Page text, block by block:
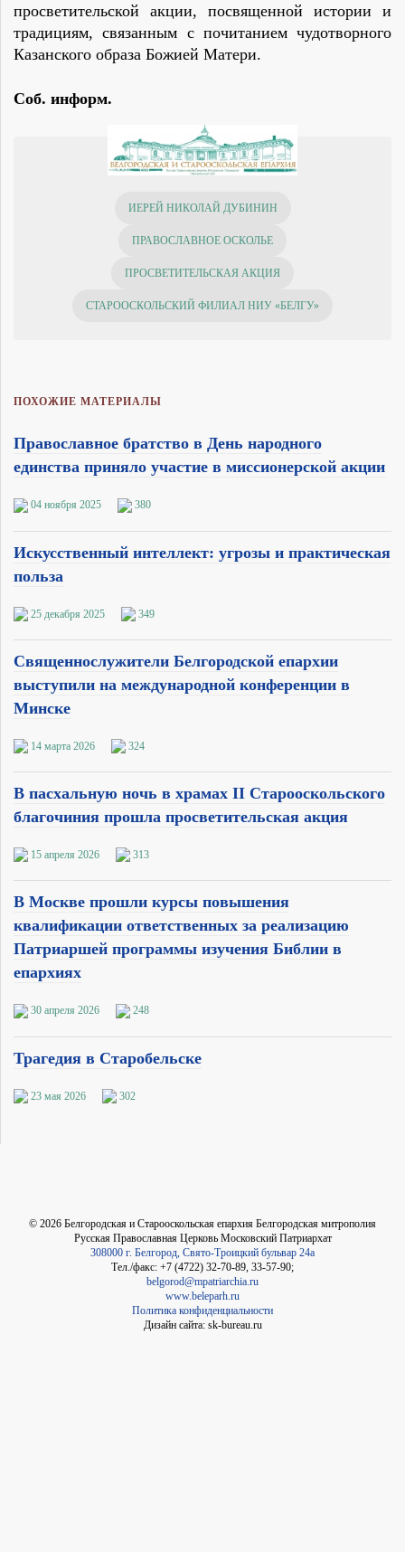
просветительской акции, посвященной истории и
традициям, связанным с почитанием чудотворного
Казанского образа Божией Матери.
Соб. информ.
ТЕМЫ
ИЕРЕЙ НИКОЛАЙ ДУБИНИН
ПРАВОСЛАВНОЕ ОСКОЛЬЕ
ПРОСВЕТИТЕЛЬСКАЯ АКЦИЯ
СТАРООСКОЛЬСКИЙ ФИЛИАЛ НИУ «БЕЛГУ»
ПОХОЖИЕ МАТЕРИАЛЫ
Православное братство в День народного
единства приняло участие в миссионерской акции
04 ноября 2025 380
Искусственный интеллект: угрозы и практическая
польза
25 декабря 2025 349
Священнослужители Белгородской епархии
выступили на международной конференции в
Минске
14 марта 2026 324
В пасхальную ночь в храмах II Старооскольского
благочиния прошла просветительская акция
15 апреля 2026 313
В Москве прошли курсы повышения
квалификации ответственных за реализацию
Патриаршей программы изучения Библии в
епархиях
30 апреля 2026 248
Трагедия в Старобельске
23 мая 2026 302
© 2026 Белгородская и Старооскольская епархия Белгородская митрополия
Русская Православная Церковь Московский Патриархат
308000 г. Белгород, Свято-Троицкий бульвар 24а
Тел./факс: +7 (4722) 32-70-89, 33-57-90;
belgorod@mpatriarchia.ru
www.beleparh.ru
Политика конфиденциальности
Дизайн сайта: sk-bureau.ru